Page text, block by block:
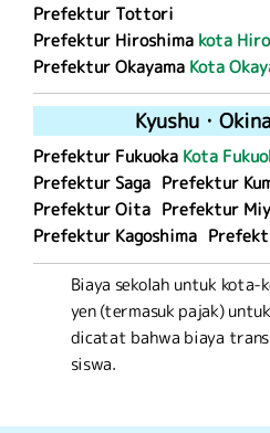
Prefektur Tottori
Prefektur Hiroshima kota
Prefektur Okayama Kota
Kyushu ・
Prefektur Fukuoka Kota
Prefektur Saga Prefektur
Prefektur Oita Prefektur
Prefektur Kagoshima
Biaya sekolah untuk
yen (termasuk pajak)
dicatat bahwa biaya
siswa.